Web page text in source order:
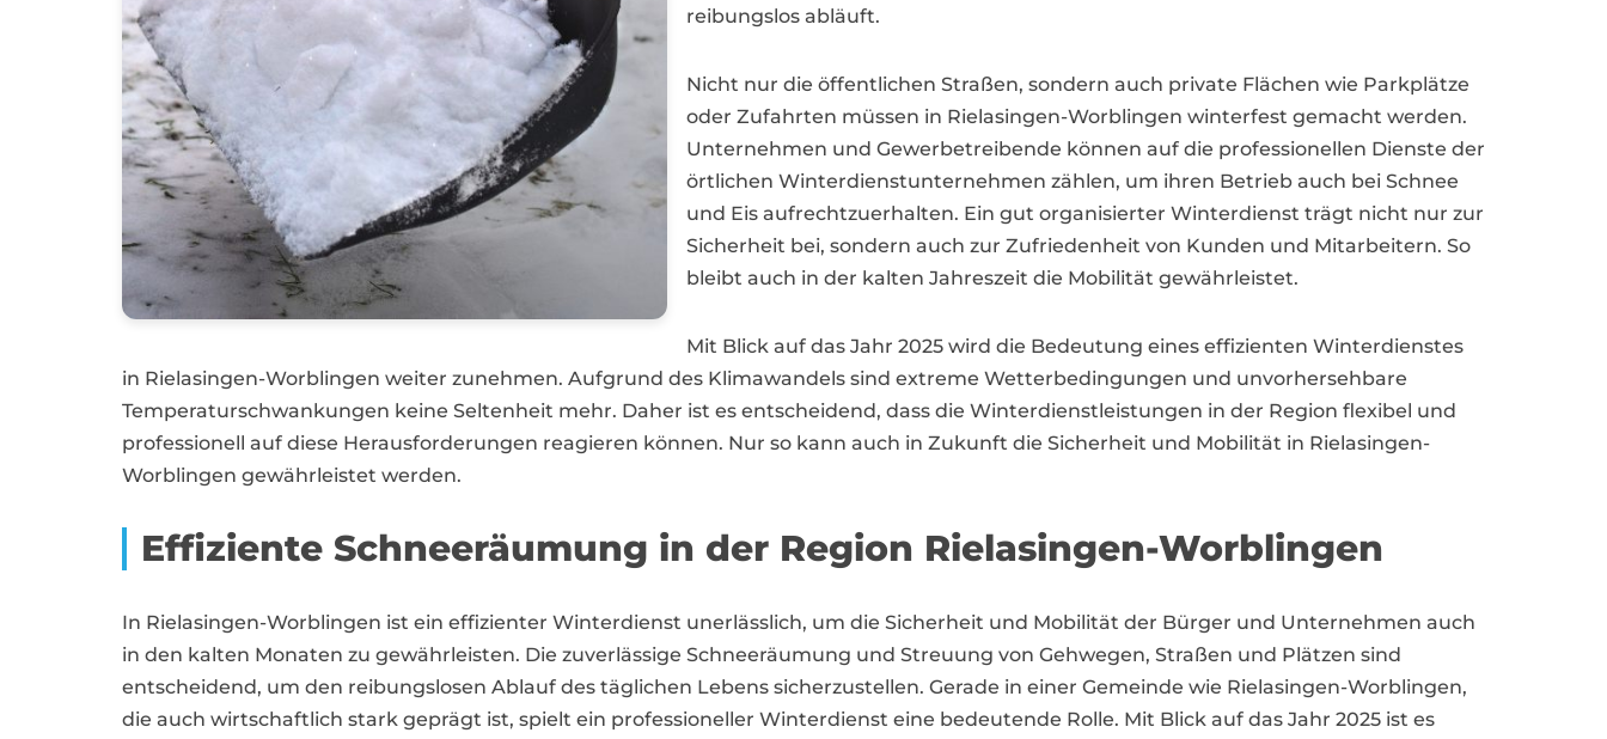
reibungslos abläuft.
Nicht nur die öffentlichen Straßen, sondern auch private Flächen wie Parkplätze
oder Zufahrten müssen in Rielasingen-Worblingen winterfest gemacht werden.
Unternehmen und Gewerbetreibende können auf die professionellen Dienste der
örtlichen Winterdienstunternehmen zählen, um ihren Betrieb auch bei Schnee
und Eis aufrechtzuerhalten. Ein gut organisierter Winterdienst trägt nicht nur zur
Sicherheit bei, sondern auch zur Zufriedenheit von Kunden und Mitarbeitern. So
bleibt auch in der kalten Jahreszeit die Mobilität gewährleistet.
Mit Blick auf das Jahr 2025 wird die Bedeutung eines effizienten Winterdienstes
in Rielasingen-Worblingen weiter zunehmen. Aufgrund des Klimawandels sind extreme Wetterbedingungen und unvorhersehbare
Temperaturschwankungen keine Seltenheit mehr. Daher ist es entscheidend, dass die Winterdienstleistungen in der Region flexibel und
professionell auf diese Herausforderungen reagieren können. Nur so kann auch in Zukunft die Sicherheit und Mobilität in Rielasingen-
Worblingen gewährleistet werden.
Effiziente Schneeräumung in der Region Rielasingen-Worblingen
In Rielasingen-Worblingen ist ein effizienter Winterdienst unerlässlich, um die Sicherheit und Mobilität der Bürger und Unternehmen auch
in den kalten Monaten zu gewährleisten. Die zuverlässige Schneeräumung und Streuung von Gehwegen, Straßen und Plätzen sind
entscheidend, um den reibungslosen Ablauf des täglichen Lebens sicherzustellen. Gerade in einer Gemeinde wie Rielasingen-Worblingen,
die auch wirtschaftlich stark geprägt ist, spielt ein professioneller Winterdienst eine bedeutende Rolle. Mit Blick auf das Jahr 2025 ist es